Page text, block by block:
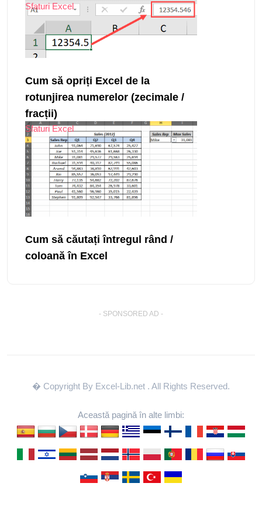
Sfaturi Excel
Cum să opriți Excel de la
rotunjirea numerelor (zecimale /
fracții)
Sfaturi Excel
Cum să căutați întregul rând /
coloană în Excel
- SPONSORED AD -
� Copyright By Excel-Lib.net . All Rights Reserved.
Această pagină în alte limbi: